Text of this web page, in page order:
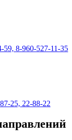
59, 8-960-527-11-35
25, 22-88-22